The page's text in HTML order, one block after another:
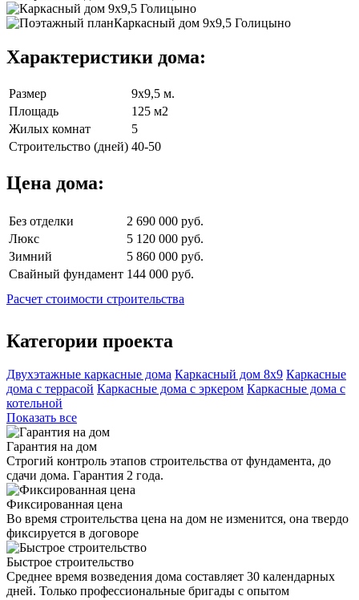
Характеристики дома:
Размер
9х9,5 м.
Площадь
125 м2
Жилых комнат
5
Строительство (дней) 40-50
Цена дома:
Без отделки
2 690 000 руб.
Люкс
5 120 000 руб.
Зимний
5 860 000 руб.
Свайный фундамент 144 000 руб.
Расчет стоимости строительства
Категории проекта
Двухэтажные каркасные дома Каркасный дом 8х9 Каркасные
дома с террасой Каркасные дома с эркером Каркасные дома с
котельной
Показать все
Гарантия на дом
Строгий контроль этапов строительства от фундамента, до
сдачи дома. Гарантия 2 года.
Фиксированная цена
Во время строительства цена на дом не изменится, она твердо
фиксируется в договоре
Быстрое строительство
Среднее время возведения дома составляет 30 календарных
дней. Только профессиональные бригады с опытом